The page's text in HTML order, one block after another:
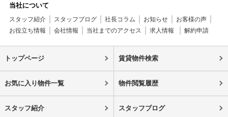
当社について
スタッフ紹介 スタッフブログ 社長コラム お知らせ
お客様の声
お役立ち情報
会社情報 当社までのアクセス 求人情報 解約申請
トップページ 賃貸物件検索
お気に入り物件一覧 物件閲覧履歴
スタッフ紹介 スタッフブログ